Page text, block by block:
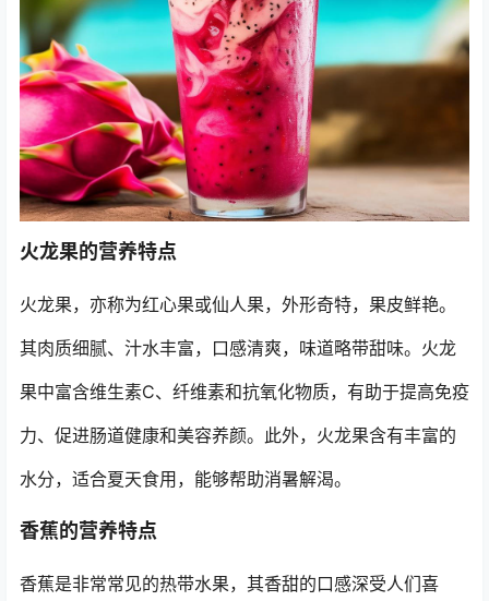
火龙果的营养特点
火龙果，亦称为红心果或仙人果，外形奇特，果皮鲜艳。
其肉质细腻、汁水丰富，口感清爽，味道略带甜味。火龙
果中富含维生素C、纤维素和抗氧化物质，有助于提高免疫
力、促进肠道健康和美容养颜。此外，火龙果含有丰富的
水分，适合夏天食用，能够帮助消暑解渴。
香蕉的营养特点
香蕉是非常常见的热带水果，其香甜的口感深受人们喜